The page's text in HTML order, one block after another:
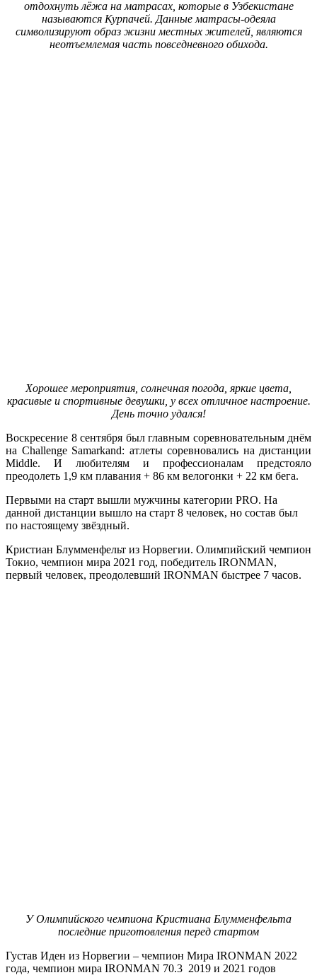
отдохнуть лёжа на матрасах, которые в Узбекистане
называются Курпачей. Данные матрасы-одеяла
символизируют образ жизни местных жителей, являются
неотъемлемая часть повседневного обихода.
Хорошее мероприятия, солнечная погода, яркие цвета,
красивые и спортивные девушки, у всех отличное настроение.
День точно удался!
Воскресение 8 сентября был главным соревновательным днём
на Challenge Samarkand: атлеты соревновались на дистанции
Middle. И любителям и профессионалам предстояло
преодолеть 1,9 км плавания + 86 км велогонки + 22 км бега.
Первыми на старт вышли мужчины категории PRO. На
данной дистанции вышло на старт 8 человек, но состав был
по настоящему звёздный.
Кристиан Блумменфельт из Норвегии. Олимпийский чемпион
Токио, чемпион мира 2021 год, победитель IRONMAN,
первый человек, преодолевший IRONMAN быстрее 7 часов.
У Олимпийского чемпиона Кристиана Блумменфельта
последние приготовления перед стартом
Густав Иден из Норвегии – чемпион Мира IRONMAN 2022
года, чемпион мира IRONMAN 70.3 2019 и 2021 годов